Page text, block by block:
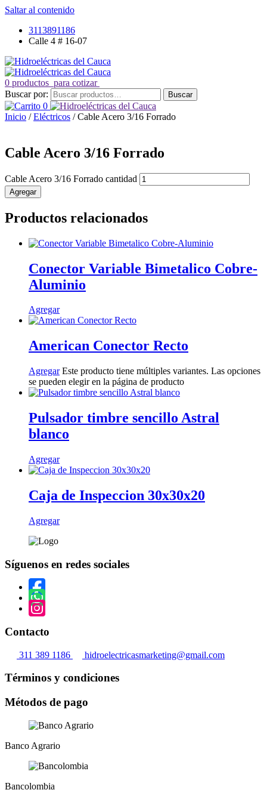
Saltar al contenido
3113891186
Calle 4 # 16-07
0 productos para cotizar
Buscar por:
Buscar
0
Inicio /Eléctricos / Cable Acero 3/16 Forrado
Cable Acero 3/16 Forrado
Cable Acero 3/16 Forrado cantidad
Agregar
Productos relacionados
Conector Variable Bimetalico Cobre-
Aluminio
Agregar
American Conector Recto
Agregar Este producto tiene múltiples variantes. Las opciones
se pueden elegir en la página de producto
Pulsador timbre sencillo Astral
blanco
Agregar
Caja de Inspeccion 30x30x20
Agregar
Síguenos en redes sociales
Contacto
311 389 1186 hidroelectricasmarketing@gmail.com
Términos y condiciones
Métodos de pago
Banco Agrario
Bancolombia